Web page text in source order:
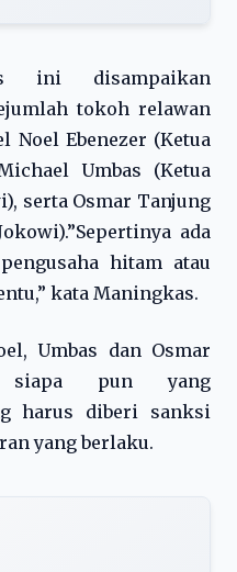
ini disampaikan
tokoh relawan
Noel Ebenezer (Ketua
Umbas (Ketua
serta Osmar Tanjung
ada
hitam atau
kata Maningkas.
Umbas dan Osmar
siapa pun yang
harus diberi sanksi
yang berlaku.